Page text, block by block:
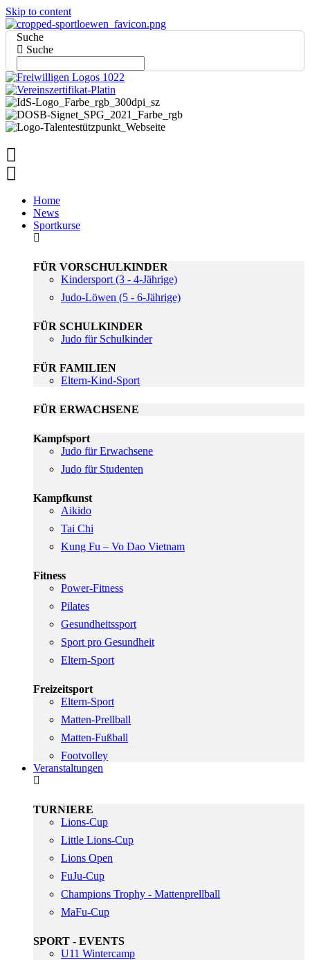
Skip to content
Suche
Suche
Home
News
Sportkurse
FÜR VORSCHULKINDER
Kindersport (3 - 4-Jährige)
Judo-Löwen (5 - 6-Jährige)
FÜR SCHULKINDER
Judo für Schulkinder
FÜR FAMILIEN
Eltern-Kind-Sport
FÜR ERWACHSENE
Kampfsport
Judo für Erwachsene
Judo für Studenten
Kampfkunst
Aikido
Tai Chi
Kung Fu – Vo Dao Vietnam
Fitness
Power-Fitness
Pilates
Gesundheitssport
Sport pro Gesundheit
Eltern-Sport
Freizeitsport
Eltern-Sport
Matten-Prellball
Matten-Fußball
Footvolley
Veranstaltungen
TURNIERE
Lions-Cup
Little Lions-Cup
Lions Open
FuJu-Cup
Champions Trophy - Mattenprellball
MaFu-Cup
SPORT - EVENTS
U11 Wintercamp